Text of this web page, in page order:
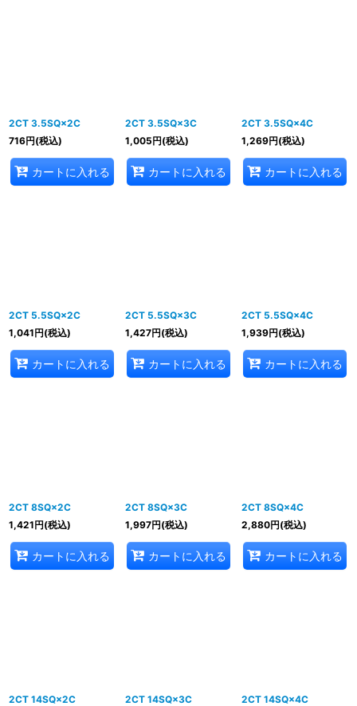
2CT 3.5SQ×2C
716円(税込)
カートに入れる
2CT 3.5SQ×3C
1,005円(税込)
カートに入れる
2CT 3.5SQ×4C
1,269円(税込)
カートに入れる
2CT 5.5SQ×2C
1,041円(税込)
カートに入れる
2CT 5.5SQ×3C
1,427円(税込)
カートに入れる
2CT 5.5SQ×4C
1,939円(税込)
カートに入れる
2CT 8SQ×2C
1,421円(税込)
カートに入れる
2CT 8SQ×3C
1,997円(税込)
カートに入れる
2CT 8SQ×4C
2,880円(税込)
カートに入れる
2CT 14SQ×2C
2CT 14SQ×3C
2CT 14SQ×4C